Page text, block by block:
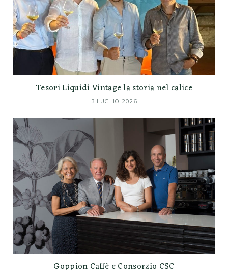
Tesori Liquidi Vintage la storia nel calice
3 LUGLIO 2026
Goppion Caffè e Consorzio CSC